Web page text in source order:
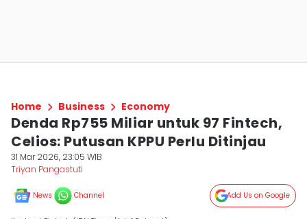
Home Business Economy
Denda Rp755 Miliar untuk 97 Fintech,
Celios: Putusan KPPU Perlu Ditinjau
31 Mar 2026, 23:05 WIB
Triyan Pangastuti
News Channel Add Us on Google